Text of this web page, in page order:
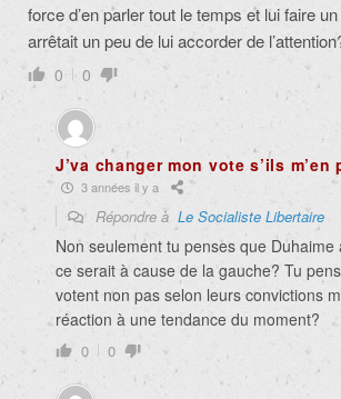
force d’en parler tout le temps et lui faire
arrêtait un peu de lui accorder de
0 0
J’va changer mon vote s’ils m’en
3 années il y a
Répondre à Le Socialiste Libertaire
Non seulement tu penses que Duhaime
ce serait à cause de la gauche? Tu
votent non pas selon leurs convictions
réaction à une tendance du moment?
0 0